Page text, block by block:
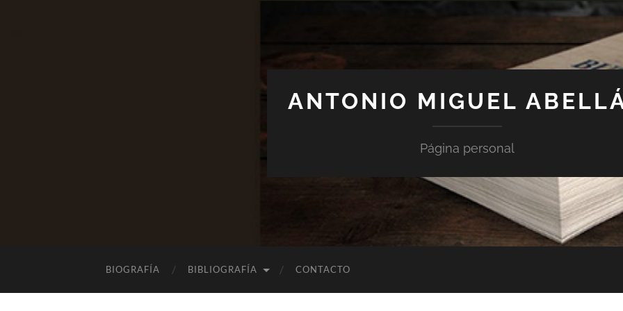
ANTONIO MIGUEL
Página personal
BIOGRAFÍA BIBLIOGRAFÍA CONTACTO